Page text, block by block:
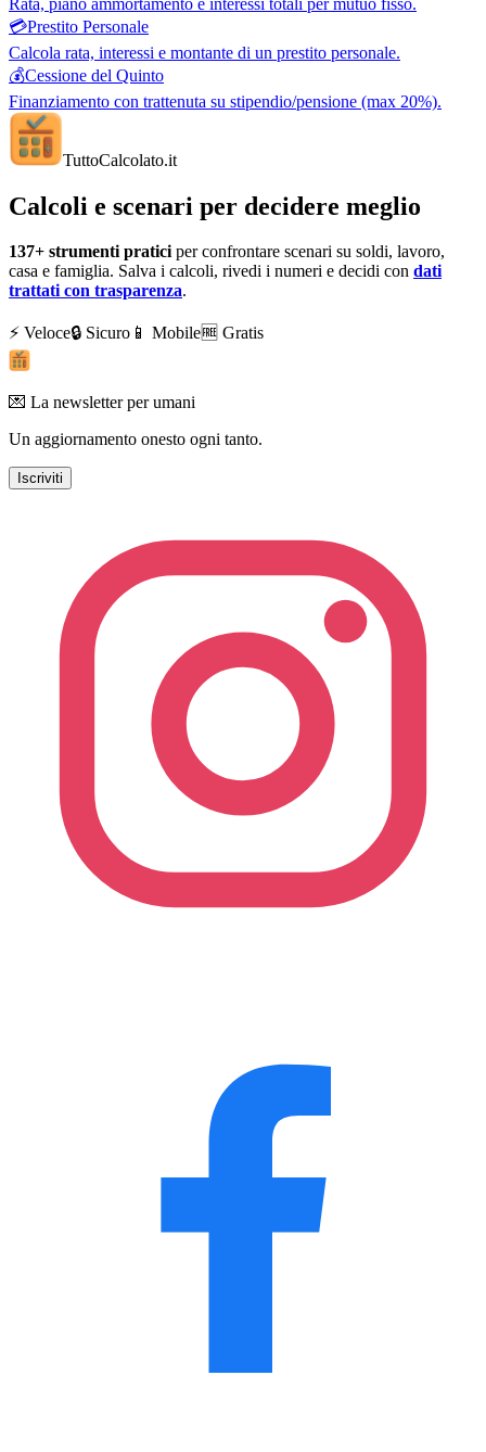
💳Prestito Personale
Calcola rata, interessi e montante di un prestito personale.
💰Cessione del Quinto
Finanziamento con trattenuta su stipendio/pensione (max 20%).
TuttoCalcolato.it
Calcoli e scenari per decidere meglio
137+ strumenti pratici per confrontare scenari su soldi, lavoro,
casa e famiglia. Salva i calcoli, rivedi i numeri e decidi con dati
trattati con trasparenza.
⚡ Veloce🔒 Sicuro 📱 Mobile🆓 Gratis
💌 La newsletter per umani
Un aggiornamento onesto ogni tanto.
Iscriviti